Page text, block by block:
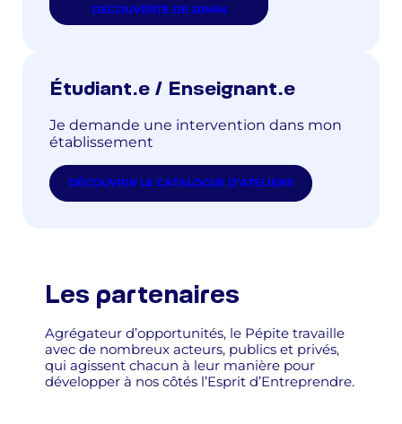
DÉCOUVERTE DE 20MIN
Étudiant.e / Enseignant.e
Je demande une intervention dans mon
établissement
DÉCOUVRIR LE CATALOGUE D’ATELIERS
Les partenaires
Agrégateur d’opportunités, le Pépite travaille
avec de nombreux acteurs, publics et privés,
qui agissent chacun à leur manière pour
développer à nos côtés l’Esprit d’Entreprendre.